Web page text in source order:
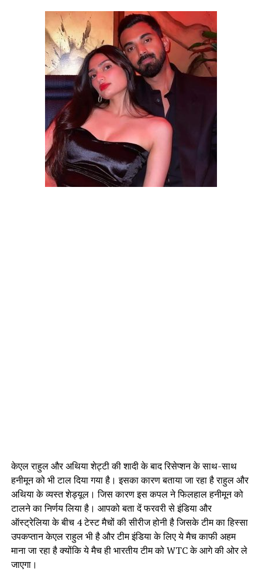
केएल राहुल और अथिया शेट्टी की शादी के बाद रिसेप्शन के साथ-साथ
हनीमून को भी टाल दिया गया है। इसका कारण बताया जा रहा है राहुल और
अथिया के व्यस्त शेड्यूल। जिस कारण इस कपल ने फिलहाल हनीमून को
टालने का निर्णय लिया है। आपको बता दें फरवरी से इंडिया और
ऑस्ट्रेलिया के बीच 4 टेस्ट मैचों की सीरीज होनी है जिसके टीम का हिस्सा
उपकप्तान केएल राहुल भी है और टीम इंडिया के लिए ये मैच काफी अहम
माना जा रहा है क्योंकि ये मैच ही भारतीय टीम को WTC के आगे की ओर ले
जाएगा।